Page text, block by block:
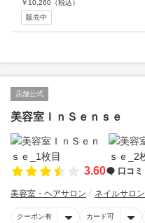
￥ 10,260 （税込）
販売中
店舗公式
美容室ＩｎＳｅｎｓｅ
3.60 口コミ
美容室・ヘアサロン ネイルサロン
クーポン有 カード可